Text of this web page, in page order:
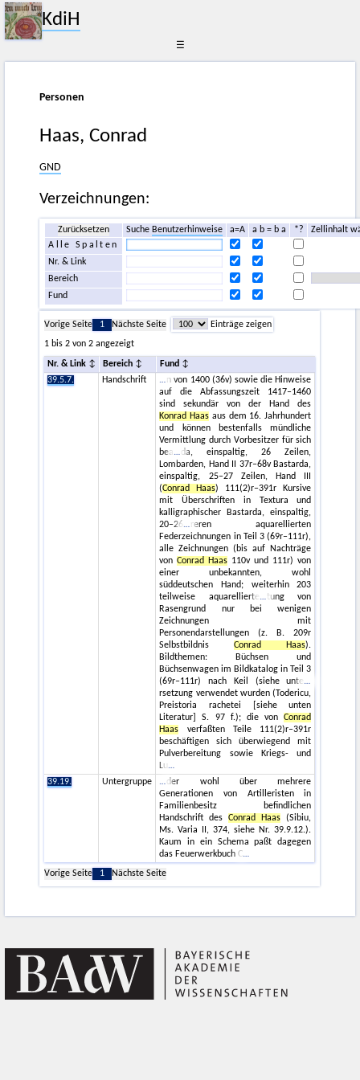
KdiH
☰
Personen
Haas, Conrad
GND
Verzeichnungen:
Zurücksetzen Suche Benutzerhinweise a=A a b = b a *?
Zellinhalt
Alle Spalten
Nr. & Link
Bereich
Fund
Vorige Seite 1 Nächste Seite
Einträge zeigen
1 bis 2 von 2 angezeigt
Nr. & Link Bereich
Fund
39.5.7.
Handschrift
n von 1400 (36v) sowie die Hinweise
auf die Abfassungszeit 1417–1460
sind sekundär von der Hand des
Konrad Haas aus dem 16. Jahrhundert
und können bestenfalls mündliche
Vermittlung durch Vorbesitzer für sich
bea
da, einspaltig, 26 Zeilen,
Lombarden, Hand II 37r–68v Bastarda,
einspaltig, 25–27 Zeilen, Hand III
(Conrad Haas) 111(2)r–391r Kursive
mit Überschriften in Textura und
kalligraphischer Bastarda, einspaltig,
20–26
reren aquarellierten
Federzeichnungen in Teil 3 (69r–111r),
alle Zeichnungen (bis auf Nachträge
vonConrad Haas 110v und 111r) von
einer unbekannten, wohl
süddeutschen Hand; weiterhin 203
teilweise aquarellierte
tung von
Rasengrund nur bei wenigen
Zeichnungen mit
Personendarstellungen (z. B. 209r
SelbstbildnisConrad Haas).
Bildthemen: Büchsen und
Büchsenwagen im Bildkatalog in Teil 3
(69r–111r) nach Keil (siehe unte
rsetzung verwendet wurden (Todericu,
Preistoria rachetei [siehe unten
Literatur] S. 97 f.); die vonConrad
Haas verfaßten Teile 111(2)r–391r
beschäftigen sich überwiegend mit
Pulverbereitung sowie Kriegs- und
Lu
39.19.
Untergruppe
der wohl über mehrere
Generationen von Artilleristen in
Familienbesitz befindlichen
Handschrift desConrad Haas (Sibiu,
Ms. Varia II, 374, siehe Nr. 39.9.12.).
Kaum in ein Schema paßt dagegen
das Feuerwerkbuch C
Vorige Seite
1 Nächste Seite